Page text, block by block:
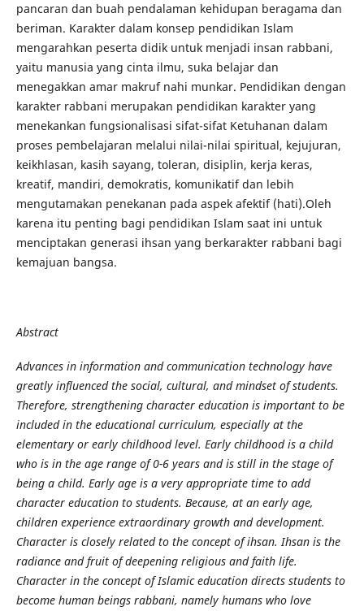
pancaran dan buah pendalaman kehidupan beragama dan
beriman. Karakter dalam konsep pendidikan Islam
mengarahkan peserta didik untuk menjadi insan rabbani,
yaitu manusia yang cinta ilmu, suka belajar dan
menegakkan amar makruf nahi munkar. Pendidikan dengan
karakter rabbani merupakan pendidikan karakter yang
menekankan fungsionalisasi sifat-sifat Ketuhanan dalam
proses pembelajaran melalui nilai-nilai spiritual, kejujuran,
keikhlasan, kasih sayang, toleran, disiplin, kerja keras,
kreatif, mandiri, demokratis, komunikatif dan lebih
mengutamakan penekanan pada aspek afektif (hati).Oleh
karena itu penting bagi pendidikan Islam saat ini untuk
menciptakan generasi ihsan yang berkarakter rabbani bagi
kemajuan bangsa.
Abstract
Advances in information and communication technology have
greatly influenced the social, cultural, and mindset of students.
Therefore, strengthening character education is important to be
included in the educational curriculum, especially at the
elementary or early childhood level. Early childhood is a child
who is in the age range of 0-6 years and is still in the stage of
being a child. Early age is a very appropriate time to add
character education to students. Because, at an early age,
children experience extraordinary growth and development.
Character is closely related to the concept of ihsan. Ihsan is the
radiance and fruit of deepening religious and faith life.
Character in the concept of Islamic education directs students to
become human beings rabbani, namely humans who love